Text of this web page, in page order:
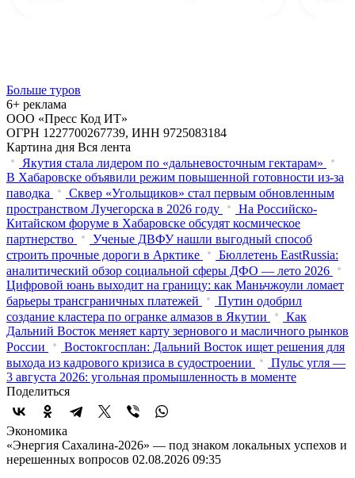
Больше туров
6+ реклама
ООО «Пресс Код ИТ»
ОГРН 1227700267739, ИНН 9725083184
Картина дня Вся лента
Якутия стала лидером по «дальневосточным гектарам»
В Хабаровске объявили режим повышенной готовности из‑за
паводка
Сквер «Угольщиков» стал первым обновленным
пространством Лучегорска в 2026 году
На Российско-
Китайском форуме в Хабаровске обсудят космическое
партнерство
Ученые ДВФУ нашли выгодный способ
строить прочные дороги в Арктике
Бюллетень EastRussia:
аналитический обзор социальной сферы ДФО — лето 2026
Цифровой юань выходит на границу: как Маньчжоули ломает
барьеры трансграничных платежей
Путин одобрил
создание кластера по огранке алмазов в Якутии
Как
Дальний Восток меняет карту зернового и масличного рынков
России
Востокгосплан: Дальний Восток ищет решения для
выхода из кадрового кризиса в судостроении
Пульс угля —
3 августа 2026: угольная промышленность в моменте
Поделиться
Экономика
«Энергия Сахалина-2026» — под знаком локальных успехов и
нерешенных вопросов 02.08.2026 09:35